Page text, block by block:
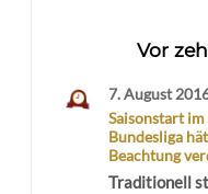
Vor
7. August
Saisonstart
Bundesliga
Beachtung
Traditionell